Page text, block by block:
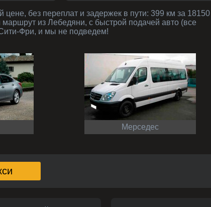
из Лебедяни, с быстрой подачей авто (все
Фри, и мы не подведем!
Мерседес